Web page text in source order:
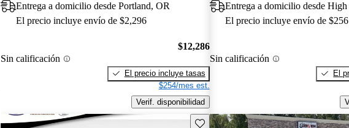
Entrega a domicilio desde Portland, OR
El precio incluye envío de $2,296
Sin calificación
$12,286
El precio incluye tasas
$254/mes est.
Verif. disponibilidad
Entrega a domicilio desde
El precio incluye envío de $256
Sin calificación
El
Guarda este Aviso